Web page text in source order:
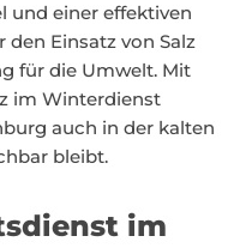
und einer effektiven
Einsatz von Salz
für die Umwelt. Mit
im Winterdienst
auch in der kalten
bleibt.
im